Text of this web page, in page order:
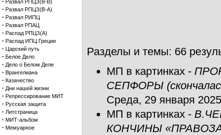
Развал РПЦЗ(В-В)
· Развал РПЦЗ(В-А)
· Развал РИПЦ
· Развал РПАЦ
· Распад РПЦЗ(А)
· Распад ИПЦ Греции
· Царский путь
· Белое Дело
· Дело о Белом Деле
· Врангелиана
· Казачество
· Дни нашей жизни
· Репрессирование МИТ
· Русская защита
· Литстраница
· МИТ-альбом
· Мемуарное
Разделы и темы: 66
МП в картинках -
СЕПФОРЫ
Среда, 29 января 2025
МП в картинках -
КОНЧИНЫ